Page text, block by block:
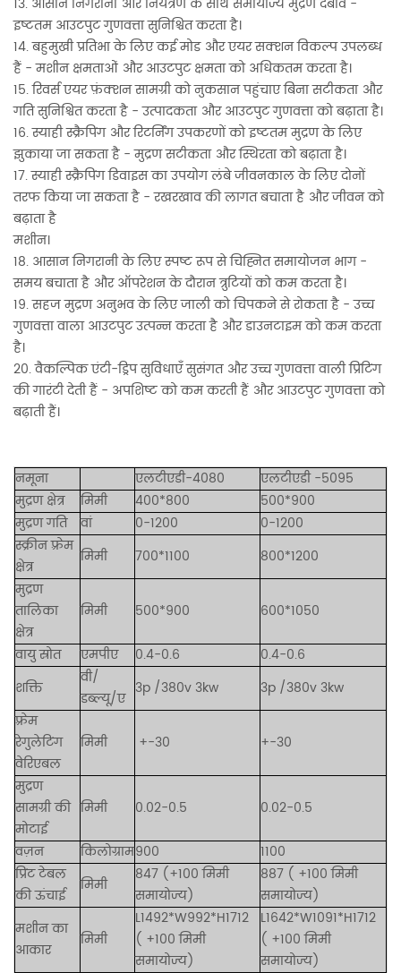
13. आसान निगरानी और नियंत्रण के साथ समायोज्य मुद्रण दबाव -
इष्टतम आउटपुट गुणवत्ता सुनिश्चित करता है।
14. बहुमुखी प्रतिभा के लिए कई मोड और एयर सक्शन विकल्प उपलब्ध
हैं - मशीन क्षमताओं और आउटपुट क्षमता को अधिकतम करता है।
15. रिवर्स एयर फ़ंक्शन सामग्री को नुकसान पहुंचाए बिना सटीकता और
गति सुनिश्चित करता है - उत्पादकता और आउटपुट गुणवत्ता को बढ़ाता है।
16. स्याही स्क्रैपिंग और रिटर्निंग उपकरणों को इष्टतम मुद्रण के लिए
झुकाया जा सकता है - मुद्रण सटीकता और स्थिरता को बढ़ाता है।
17. स्याही स्क्रैपिंग डिवाइस का उपयोग लंबे जीवनकाल के लिए दोनों
तरफ किया जा सकता है - रखरखाव की लागत बचाता है और जीवन को
बढ़ाता है
मशीन।
18. आसान निगरानी के लिए स्पष्ट रूप से चिह्नित समायोजन भाग -
समय बचाता है और ऑपरेशन के दौरान त्रुटियों को कम करता है।
19. सहज मुद्रण अनुभव के लिए जाली को चिपकने से रोकता है - उच्च
गुणवत्ता वाला आउटपुट उत्पन्न करता है और डाउनटाइम को कम करता
है।
20. वैकल्पिक एंटी-ड्रिप सुविधाएँ सुसंगत और उच्च गुणवत्ता वाली प्रिंटिंग
की गारंटी देती हैं - अपशिष्ट को कम करती हैं और आउटपुट गुणवत्ता को
बढ़ाती हैं।
नमूना एलटीएडी-4080 एलटीएडी-5095
मुद्रण क्षेत्र
मिमी 400*800
500*900
मुद्रण गति
वां 0-1200
0-1200
स्क्रीन फ़्रेम
क्षेत्र
मिमी 700*1100
800*1200
मुद्रण
तालिका
क्षेत्र
मिमी 500*900 600*1050
वायु स्रोत एमपीए 0.4-0.6
0.4-0.6
शक्ति
वी/
डब्ल्यू/ए
3p /380v 3kw
3p /380v 3kw
फ़्रेम
रेगुलेटिंग
वेरिएबल
मिमी +-30 +-30
मुद्रण
सामग्री की
मोटाई
मिमी 0.02-0.5 0.02-0.5
वज़न किलोग्राम900
1100
प्रिंट टेबल
की ऊंचाई
मिमी
847 (+100 मिमी
समायोज्य)
887 ( +100 मिमी
समायोज्य)
मशीन का
आकार
मिमी
L1492*W992*H1712
( +100 मिमी
समायोज्य)
L1642*W1091*H1712
( +100 मिमी
समायोज्य)